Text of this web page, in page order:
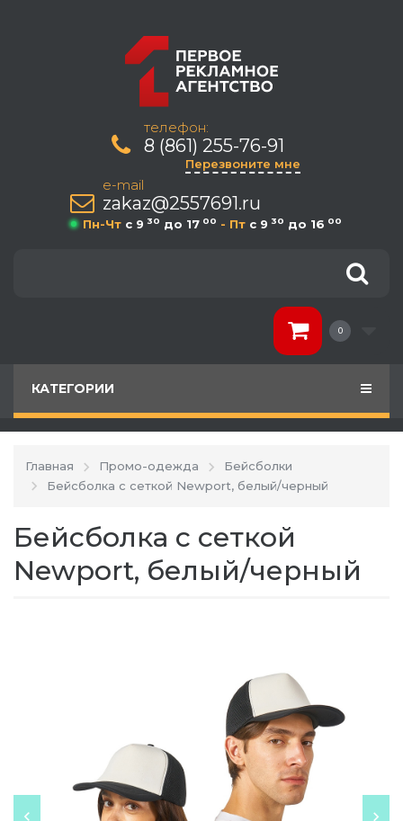
телефон:
8 (861) 255-76-91
Перезвоните мне
e-mail
zakaz@2557691.ru
Пн-Чт c 9 30 до 17 00 - Пт c 9 30 до 16 00
0
КАТЕГОРИИ
Главная Промо-одежда
Бейсболки
Бейсболка с сеткой Newport, белый/черный
Бейсболка с сеткой
Newport, белый/черный